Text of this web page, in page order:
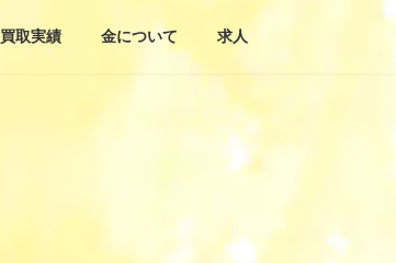
買取実績 金について 求人